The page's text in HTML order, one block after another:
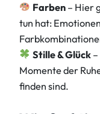
Farben– Hier
tun hat:
Stille & Glück–
Momente der
finden sind.